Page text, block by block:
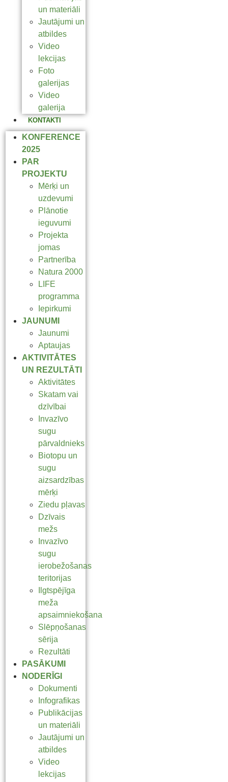
un materiāli
Jautājumi un
atbildes
Video
lekcijas
Foto
galerijas
Video
galerija
KONTAKTI
KONFERENCE
2025
PAR
PROJEKTU
Mērķi un
uzdevumi
Plānotie
ieguvumi
Projekta
jomas
Partnerība
Natura 2000
LIFE
programma
Iepirkumi
JAUNUMI
Jaunumi
Aptaujas
AKTIVITĀTES
UN REZULTĀTI
Aktivitātes
Skatam vai
dzīvībai
Invazīvo
sugu
pārvaldnieks
Biotopu un
sugu
aizsardzības
mērķi
Ziedu pļavas
Dzīvais
mežs
Invazīvo
sugu
ierobežošanas
teritorijas
Ilgtspējīga
meža
apsaimniekošana
Slēpņošanas
sērija
Rezultāti
PASĀKUMI
NODERĪGI
Dokumenti
Infografikas
Publikācijas
un materiāli
Jautājumi un
atbildes
Video
lekcijas